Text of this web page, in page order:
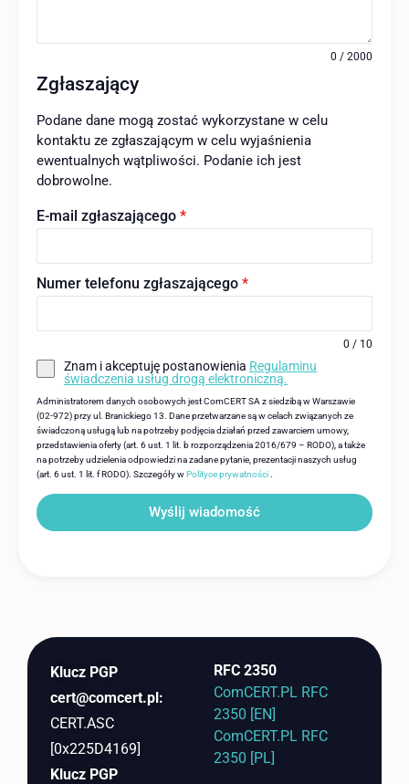
0 / 2000
Zgłaszający
Podane dane mogą zostać wykorzystane w celu
kontaktu ze zgłaszającym w celu wyjaśnienia
ewentualnych wątpliwości. Podanie ich jest
dobrowolne.
E-mail zgłaszającego *
Numer telefonu zgłaszającego *
0 / 10
Znam i akceptuję postanowienia Regulaminu
świadczenia usług drogą elektroniczną.
Administratorem danych osobowych jest ComCERT SA z siedzibą w Warszawie
(02-972) przy ul. Branickiego 13. Dane przetwarzane są w celach związanych ze
świadczoną usługą lub na potrzeby podjęcia działań przed zawarciem umowy,
przedstawienia oferty (art. 6 ust. 1 lit. b rozporządzenia 2016/679 – RODO), a także
na potrzeby udzielenia odpowiedzi na zadane pytanie, prezentacji naszych usług
(art. 6 ust. 1 lit. f RODO). Szczegóły wPolityce prywatności
Wyślij wiadomość
Klucz PGP
cert@comcert.pl:
CERT.ASC
[0x225D4169]
Klucz PGP
RFC 2350
ComCERT.PL RFC
2350 [EN]
ComCERT.PL RFC
2350 [PL]